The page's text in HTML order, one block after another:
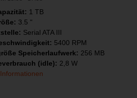
1 TB
3.5 "
Serial ATA III
5400 RPM
Speicherlaufwerk: 256 MB
(idle): 2,8 W